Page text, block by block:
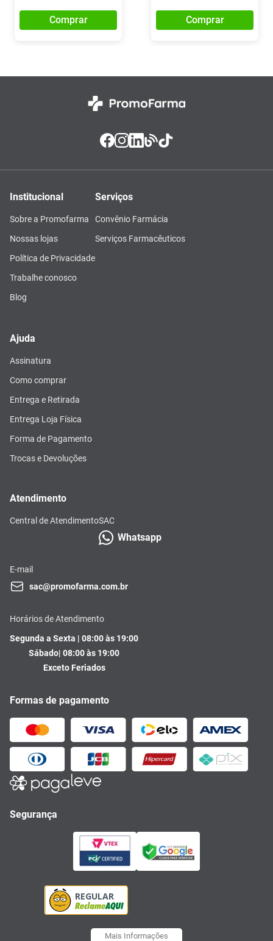
Comprar Comprar
Institucional
Sobre a Promofarma
Nossas lojas
Política de Privacidade
Trabalhe conosco
Blog
Serviços
Convênio Farmácia
Serviços Farmacêuticos
Ajuda
Assinatura
Como comprar
Entrega e Retirada
Entrega Loja Física
Forma de Pagamento
Trocas e Devoluções
Atendimento
Central de AtendimentoSAC
Whatsapp
E-mail
sac@promofarma.com.br
Horários de Atendimento
Segunda a Sexta | 08:00 às 19:00
Sábado| 08:00 às 19:00
Exceto Feriados
Formas de pagamento
Segurança
Mais Informações